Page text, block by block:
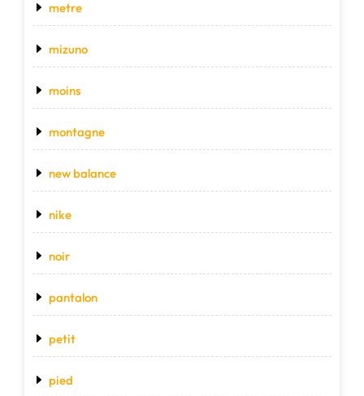
metre
mizuno
moins
montagne
new balance
nike
noir
pantalon
petit
pied